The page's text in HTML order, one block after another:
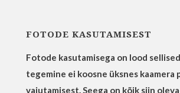
FOTODE KASUTAMISEST
Fotode kasutamisega on lood
tegemine ei koosne üksnes kaamera
vajutamisest. Seega on kõik siin